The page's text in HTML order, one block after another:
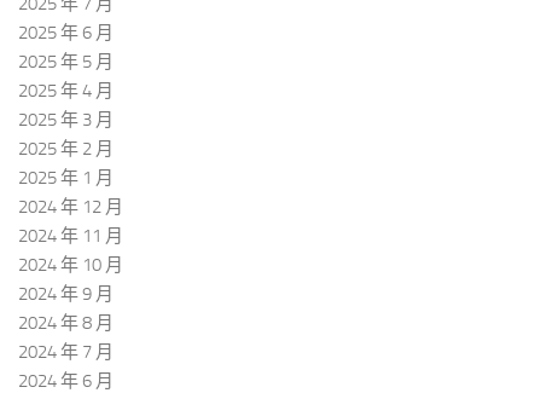
2025 年 6 月
2025 年 5 月
2025 年 4 月
2025 年 3 月
2025 年 2 月
2025 年 1 月
2024 年 12 月
2024 年 11 月
2024 年 10 月
2024 年 9 月
2024 年 8 月
2024 年 7 月
2024 年 6 月